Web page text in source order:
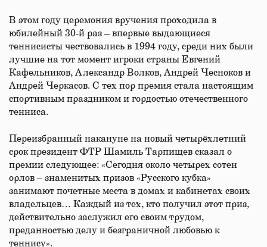
В этом году церемония вручения проходила в
юбилейный 30-й раз – впервые выдающиеся
теннисисты чествовались в 1994 году, среди них были
лучшие на тот момент игроки страны Евгений
Кафельников, Александр Волков, Андрей Чесноков и
Андрей Черкасов. С тех пор премия стала настоящим
спортивным праздником и гордостью отечественного
тенниса.
Переизбранный накануне на новый четырёхлетний
срок президент ФТР Шамиль Тарпищев сказал о
премии следующее: «Сегодня около четырех сотен
орлов – знаменитых призов «Русского кубка»
занимают почетные места в домах и кабинетах своих
владельцев… Каждый из тех, кто получил этот приз,
действительно заслужил его своим трудом,
преданностью делу и безграничной любовью к
теннису».